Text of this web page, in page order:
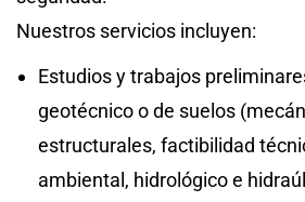
Nuestros servicios incluyen:
Estudios y trabajos
geotécnico o de suelos
estructurales, factibilidad
ambiental, hidrológico e